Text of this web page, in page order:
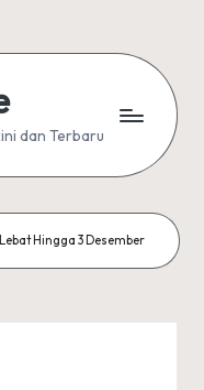
dan Terbaru
Hingga 3 Desember